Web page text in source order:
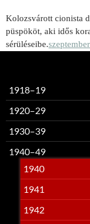
Kolozsvárott cionista
püspököt, aki idős
sérüléseibe.
1918–19
1920–29
1930–39
1940–49
1940
1941
1942